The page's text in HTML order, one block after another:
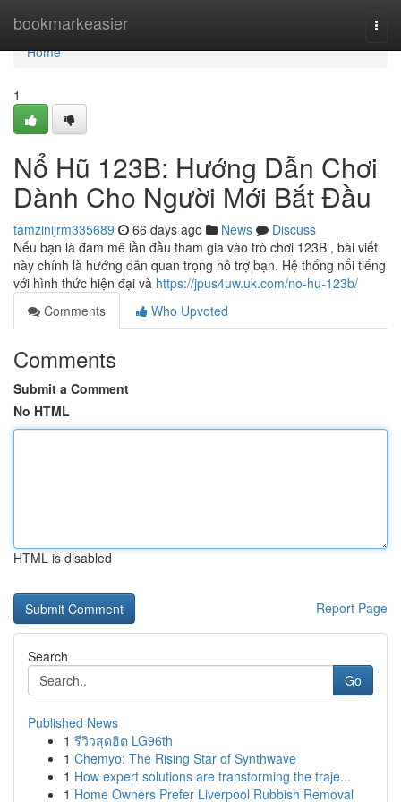
bookmarkeasier
Home
Home
1
Nổ Hũ 123B: Hướng Dẫn Chơi
Dành Cho Người Mới Bắt Đầu
tamzinijrm335689 66 days ago News
Discuss
Nếu bạn là đam mê lần đầu tham gia vào trò chơi 123B , bài viết
này chính là hướng dẫn quan trọng hỗ trợ bạn. Hệ thống nổi tiếng
với hình thức hiện đại và https://jpus4uw.uk.com/no-hu-123b/
Comments
Who Upvoted
Comments
Submit a Comment
No HTML
HTML is disabled
Report Page
Search
Go
Published News
1 รีวิวสุดฮิต LG96th
1 Chemyo: The Rising Star of Synthwave
1 How expert solutions are transforming the traje...
1 Home Owners Prefer Liverpool Rubbish Removal